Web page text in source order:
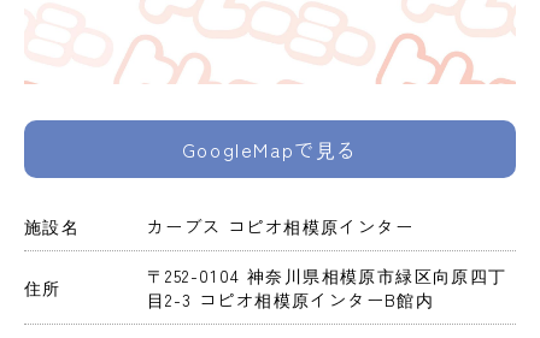
GoogleMapで見る
施設名 カーブス コピオ相模原インター
住所
〒252-0104 神奈川県相模原市緑区向原四丁
目2-3 コピオ相模原インターB館内